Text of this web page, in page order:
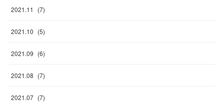
2021.11 (7)
2021.10 (5)
2021.09 (6)
2021.08 (7)
2021.07 (7)